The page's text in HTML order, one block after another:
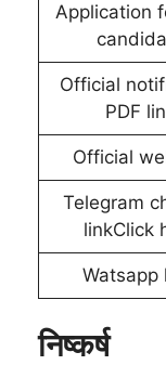
Application
Official
PDF
Official
Telegram
linkClick
Watsapp
निष्कर्ष